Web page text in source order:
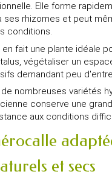
Elle forme
ses rhizomes et peut
conditions.
fait une plante idéale
végétaliser un
demandant peu
nombreuses variétés
conserve une
aux conditions
et secs